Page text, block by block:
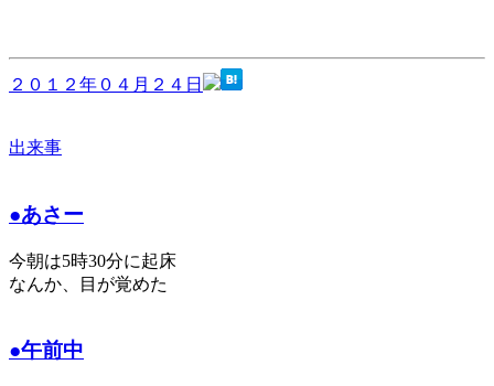
２０１２年０４月２４日
出来事
●あさー
今朝は5時30分に起床
なんか、目が覚めた
●午前中